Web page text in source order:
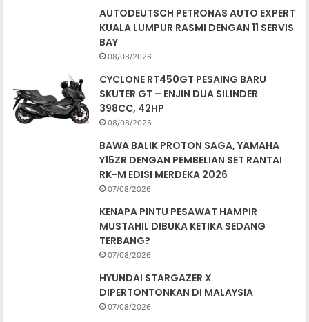
AUTODEUTSCH PETRONAS AUTO EXPERT
KUALA LUMPUR RASMI DENGAN 11 SERVIS
BAY
08/08/2026
CYCLONE RT450GT PESAING BARU
SKUTER GT – ENJIN DUA SILINDER
398CC, 42HP
08/08/2026
BAWA BALIK PROTON SAGA, YAMAHA
Y15ZR DENGAN PEMBELIAN SET RANTAI
RK-M EDISI MERDEKA 2026
07/08/2026
KENAPA PINTU PESAWAT HAMPIR
MUSTAHIL DIBUKA KETIKA SEDANG
TERBANG?
07/08/2026
HYUNDAI STARGAZER X
DIPERTONTONKAN DI MALAYSIA
07/08/2026